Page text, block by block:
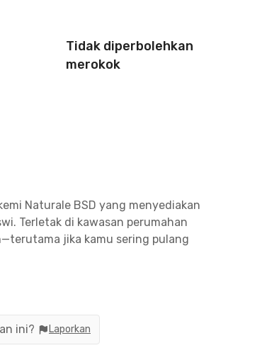
Tidak diperbolehkan
merokok
Naturale BSD yang menyediakan
Terletak di kawasan perumahan
jika kamu sering pulang
di Serpong. Hanya butuh:
ini? Laporkan